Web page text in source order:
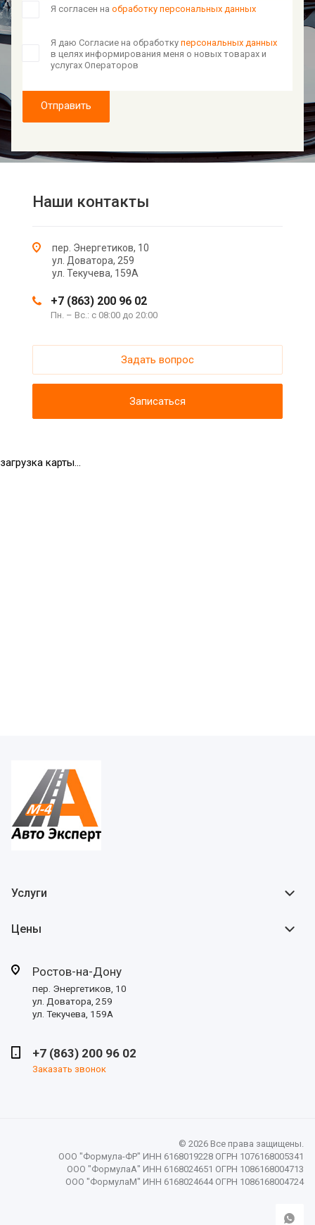
Я согласен на обработку персональных данных
Я даю Согласие на обработку персональных данных
в целях информирования меня о новых товарах и
услугах Операторов
Отправить
Наши контакты
пер. Энергетиков, 10
ул. Доватора, 259
ул. Текучева, 159А
+7 (863) 200 96 02
Пн. – Вс.: с 08:00 до 20:00
Задать вопрос
Записаться
загрузка карты...
Услуги
Цены
Ростов-на-Дону
пер. Энергетиков, 10
ул. Доватора, 259
ул. Текучева, 159А
+7 (863) 200 96 02
Заказать звонок
© 2026 Все права защищены.
ООО "Формула-ФР" ИНН 6168019228 ОГРН 1076168005341
ООО "ФормулаА" ИНН 6168024651 ОГРН 1086168004713
ООО "ФормулаМ" ИНН 6168024644 ОГРН 1086168004724